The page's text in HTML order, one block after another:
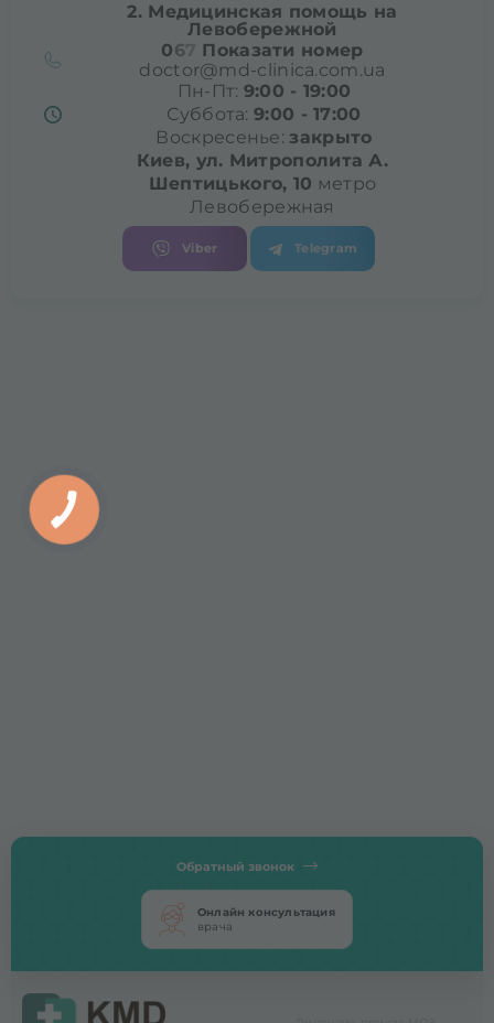
2. Медицинская помощь на
Левобережной
06
Показати номер
doctor@md-clinica.com.ua
Пн-Пт: 9:00 - 19:00
Суббота: 9:00 - 17:00
Воскресенье: закрыто
Киев, ул. Митрополита А.
Шептицького, 10 метро
Левобережная
Viber Telegram
Обратный звонок
Онлайн консультация
врача